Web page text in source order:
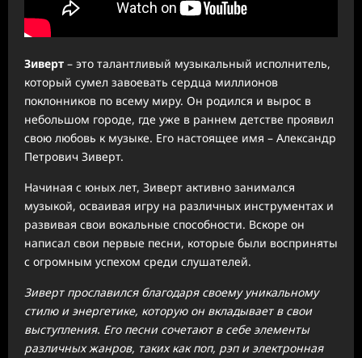
Зиверт – это талантливый музыкальный исполнитель,
который сумел завоевать сердца миллионов
поклонников по всему миру. Он родился и вырос в
небольшом городе, где уже в раннем детстве проявил
свою любовь к музыке. Его настоящее имя – Александр
Петрович Зиверт.
Начиная с юных лет, Зиверт активно занимался
музыкой, осваивая игру на различных инструментах и
развивая свои вокальные способности. Вскоре он
написал свои первые песни, которые были восприняты
с огромным успехом среди слушателей.
Зиверт прославился благодаря своему уникальному
стилю и энергетике, которую он вкладывает в свои
выступления. Его песни сочетают в себе элементы
различных жанров, таких как поп, рэп и электронная